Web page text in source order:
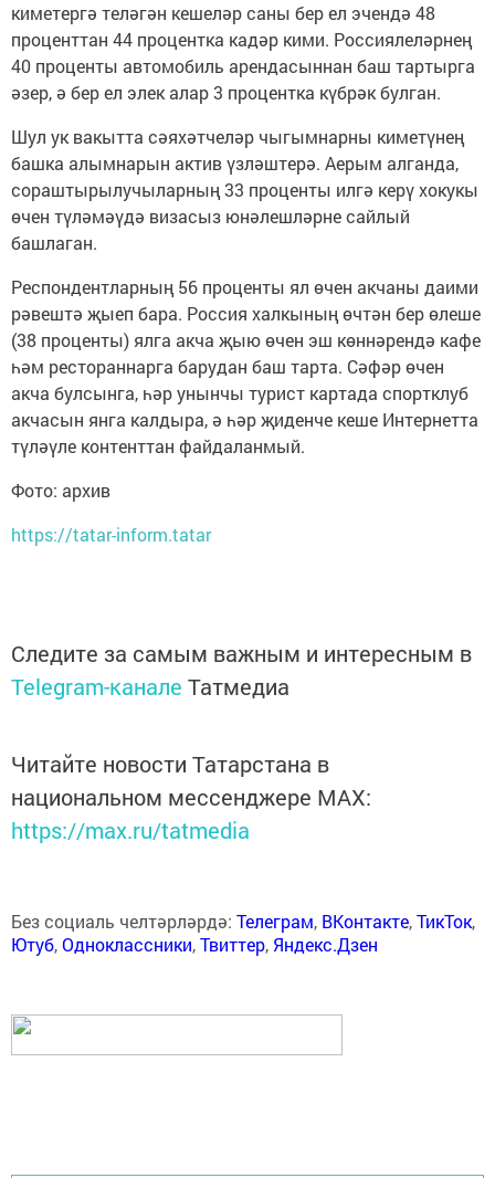
киметергә теләгән кешеләр саны бер ел эчендә 48
проценттан 44 процентка кадәр кими. Россиялеләрнең
40 проценты автомобиль арендасыннан баш тартырга
әзер, ә бер ел элек алар 3 процентка күбрәк булган.
Шул ук вакытта сәяхәтчеләр чыгымнарны киметүнең
башка алымнарын актив үзләштерә. Аерым алганда,
сораштырылучыларның 33 проценты илгә керү хокукы
өчен түләмәүдә визасыз юнәлешләрне сайлый
башлаган.
Респондентларның 56 проценты ял өчен акчаны даими
рәвештә җыеп бара. Россия халкының өчтән бер өлеше
(38 проценты) ялга акча җыю өчен эш көннәрендә кафе
һәм рестораннарга барудан баш тарта. Сәфәр өчен
акча булсынга, һәр унынчы турист картада спортклуб
акчасын янга калдыра, ә һәр җиденче кеше Интернетта
түләүле контенттан файдаланмый.
Фото: архив
https://tatar-inform.tatar
Следите за самым важным и интересным в
Telegram-канале Татмедиа
Читайте новости Татарстана в
национальном мессенджере MАХ:
https://max.ru/tatmedia
Без социаль челтәрләрдә: Телеграм, ВКонтакте,ТикТок,
Ютуб,Одноклассники,Твиттер, Яндекс.Дзен